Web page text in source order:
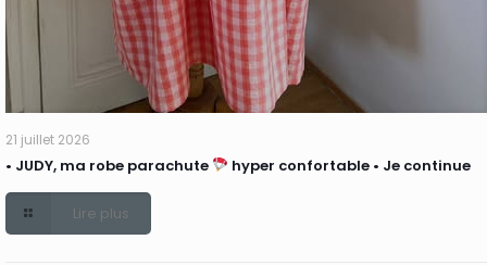
21 juillet 2026
• JUDY, ma robe parachute hyper confortable • Je continue
Lire plus